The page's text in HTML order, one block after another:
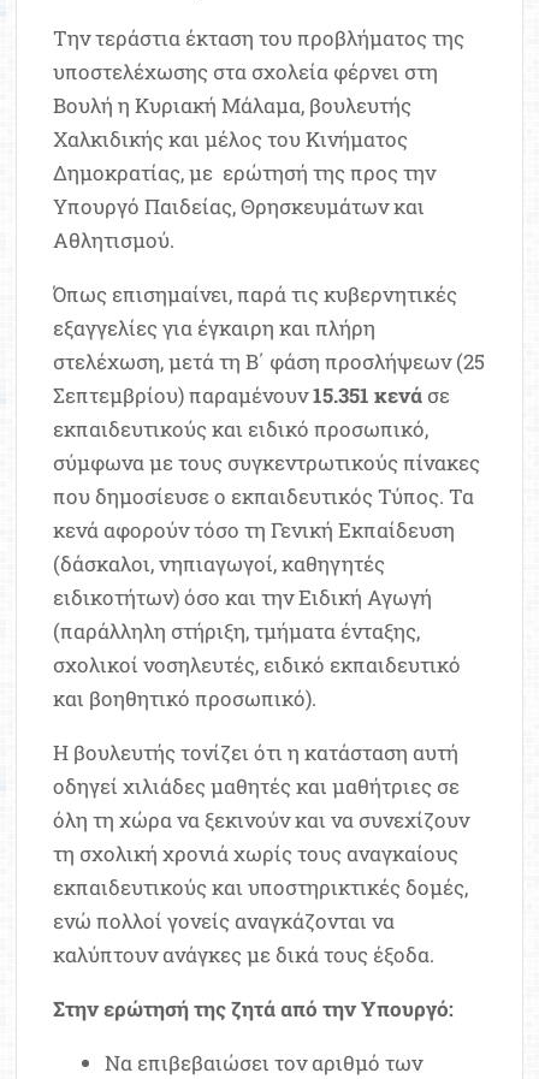
Την τεράστια έκταση του προβλήματος της
υποστελέχωσης στα σχολεία φέρνει στη
Βουλή η Κυριακή Μάλαμα, βουλευτής
Χαλκιδικής και μέλος του Κινήματος
Δημοκρατίας, με ερώτησή της προς την
Υπουργό Παιδείας, Θρησκευμάτων και
Αθλητισμού.
Όπως επισημαίνει, παρά τις κυβερνητικές
εξαγγελίες για έγκαιρη και πλήρη
στελέχωση, μετά τη Β΄ φάση προσλήψεων (25
Σεπτεμβρίου) παραμένουν15.351 κενά σε
εκπαιδευτικούς και ειδικό προσωπικό,
σύμφωνα με τους συγκεντρωτικούς πίνακες
που δημοσίευσε ο εκπαιδευτικός Τύπος. Τα
κενά αφορούν τόσο τη Γενική Εκπαίδευση
(δάσκαλοι, νηπιαγωγοί, καθηγητές
ειδικοτήτων) όσο και την Ειδική Αγωγή
(παράλληλη στήριξη, τμήματα ένταξης,
σχολικοί νοσηλευτές, ειδικό εκπαιδευτικό
και βοηθητικό προσωπικό).
Η βουλευτής τονίζει ότι η κατάσταση αυτή
οδηγεί χιλιάδες μαθητές και μαθήτριες σε
όλη τη χώρα να ξεκινούν και να συνεχίζουν
τη σχολική χρονιά χωρίς τους αναγκαίους
εκπαιδευτικούς και υποστηρικτικές δομές,
ενώ πολλοί γονείς αναγκάζονται να
καλύπτουν ανάγκες με δικά τους έξοδα.
Στην ερώτησή της ζητά από την Υπουργό:
Να επιβεβαιώσει τον αριθμό των